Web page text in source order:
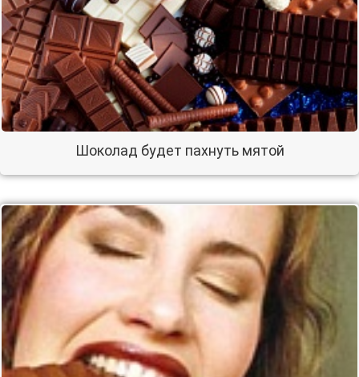
Шоколад будет пахнуть мятой